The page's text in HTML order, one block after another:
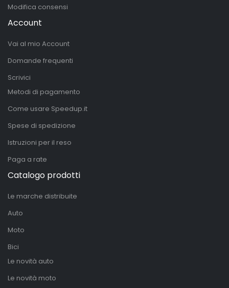
Modifica consensi
Account
Vai al mio Account
Domande frequenti
Scrivici
Metodi di pagamento
Come usare Speedup.it
Spese di spedizione
Istruzioni per il reso
Paga a rate
Catalogo prodotti
Le marche distribuite
Auto
Moto
Bici
Le novità auto
Le novità moto